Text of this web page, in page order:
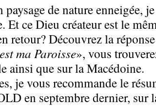
de nature enneigée,
Et ce Dieu créateur est le
retour? Découvrez la
ma Paroisse», vous
ainsi que sur la Macédoine.
je vous recommande le
en septembre dernier,